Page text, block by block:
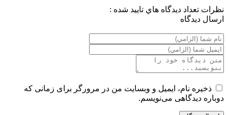
نظرات تعداد ديدگاه هاي تاييد شده :
ارسال ديدگاه
ذخیره نام، ایمیل و وبسایت من در مرورگر برای زمانی که
دوباره دیدگاهی می‌نویسم.